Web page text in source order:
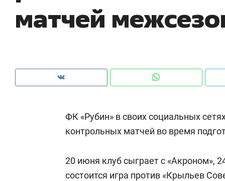
матчей
ФК «Рубин» в своих социальных
контрольных матчей во время
20 июня клуб сыграет с
состоится игра против «Крыльев
рынки, почему надо знать аксакалов и
чем интересен Оман?